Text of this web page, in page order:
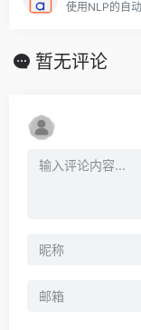
使用NLP的自
暂无评论